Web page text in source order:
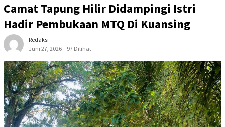
Camat Tapung Hilir Didampingi Istri
Hadir Pembukaan MTQ Di Kuansing
Redaksi
Juni 27, 2026
97 Dilihat